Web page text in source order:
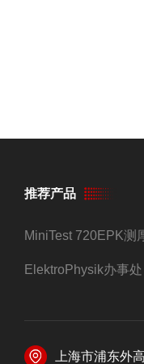
推荐产品
MiniTest 720EPK测
ElektroPhysik办事处
上海市浦东外